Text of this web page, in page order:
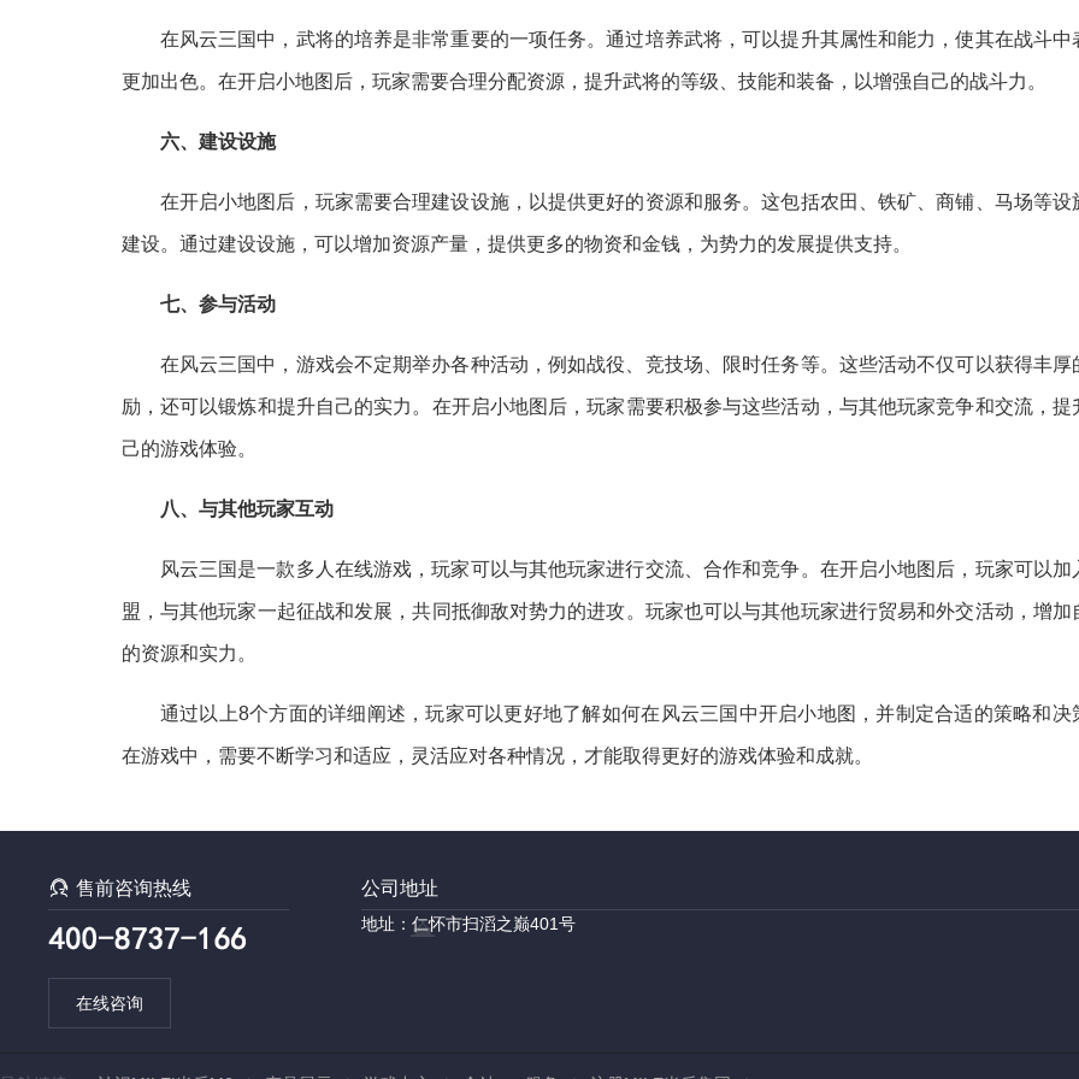
在风云三国中，武将的培养是非常重要的一项任务。通过培养武将，可以提升其属性和能力，使其在战斗中
更加出色。在开启小地图后，玩家需要合理分配资源，提升武将的等级、技能和装备，以增强自己的战斗力。
六、建设设施
在开启小地图后，玩家需要合理建设设施，以提供更好的资源和服务。这包括农田、铁矿、商铺、马场等设
建设。通过建设设施，可以增加资源产量，提供更多的物资和金钱，为势力的发展提供支持。
七、参与活动
在风云三国中，游戏会不定期举办各种活动，例如战役、竞技场、限时任务等。这些活动不仅可以获得丰厚
励，还可以锻炼和提升自己的实力。在开启小地图后，玩家需要积极参与这些活动，与其他玩家竞争和交流，提
己的游戏体验。
八、与其他玩家互动
风云三国是一款多人在线游戏，玩家可以与其他玩家进行交流、合作和竞争。在开启小地图后，玩家可以加
盟，与其他玩家一起征战和发展，共同抵御敌对势力的进攻。玩家也可以与其他玩家进行贸易和外交活动，增加
的资源和实力。
通过以上8个方面的详细阐述，玩家可以更好地了解如何在风云三国中开启小地图，并制定合适的策略和决
在游戏中，需要不断学习和适应，灵活应对各种情况，才能取得更好的游戏体验和成就。
售前咨询热线
在线咨询
公司地址
地址：仁怀市扫滔之巅401号